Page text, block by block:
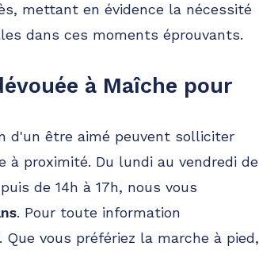
mettant en évidence la nécessité
dans ces moments éprouvants.
à Maîche pour
d'un être aimé peuvent solliciter
à proximité. Du lundi au vendredi de
de 14h à 17h, nous vous
. Pour toute information
. Que vous préfériez la marche à pied,